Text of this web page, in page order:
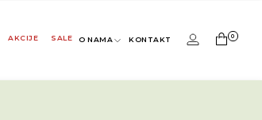
AKCIJE SALE O NAMA KONTAKT 0